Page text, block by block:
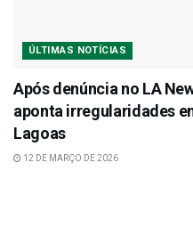
ÚLTIMAS NOTÍCIAS
Após denúncia no LA
aponta irregularidades
Lagoas
12 DE MARÇO DE 2026